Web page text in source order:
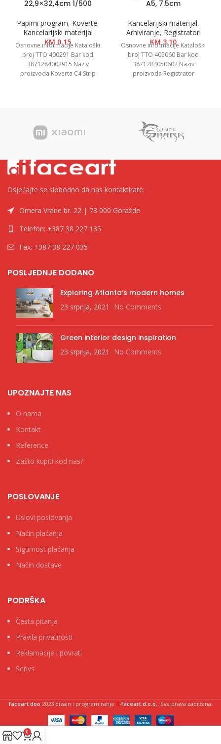
22,9×32,4cm 1/500
Papirni program, Koverte,
Kancelarijski materijal
KM0.15
Osnovne informacije Kataloški
broj TTO 400291 Bar kod
3871284002915 Naziv
proizvoda Koverta C4 Strip
A5, 7.5cm
Kancelarijski materijal,
Arhiviranje, Registratori
KM3.10
Osnovne informacije Kataloški
broj TTO 405060 Bar kod
3871284050602 Naziv
proizvoda Registrator
Osjećajte se slobodno da nas kontaktirate:
Omera Vrane br. 22 | 73 000 Goražde
Telefon: +387 38 227 135
Fax: +387 38 227 035
POSLJEDNJE DODANO
Exploring Atlanta’s modern homes
23 srpnja, 2021 No Comments
Green interior design inspiration
23 srpnja, 2021 No Comments
UPOZNAJTE NAS
O nama
Kontakt
Reference
Zašto kupiti kod nas?
POSLOVANJE
Uslovi poslovanja
Naćin plaćanja
Sigurnost plaćanja
Način dostave
PODRŠKA
Česta pitanja
Pravila privatnosti
Reklamacije i povrati
Serivs
faceart doo 2023 dizajn i programiranje X-faceart d.o.o.. Sva prava zadržana.
0